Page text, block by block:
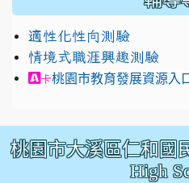
適性化性向測驗
情境式職涯興趣測驗
link to https://
卡桃園市教育發展資源入
桃園市大溪區仁和國
High